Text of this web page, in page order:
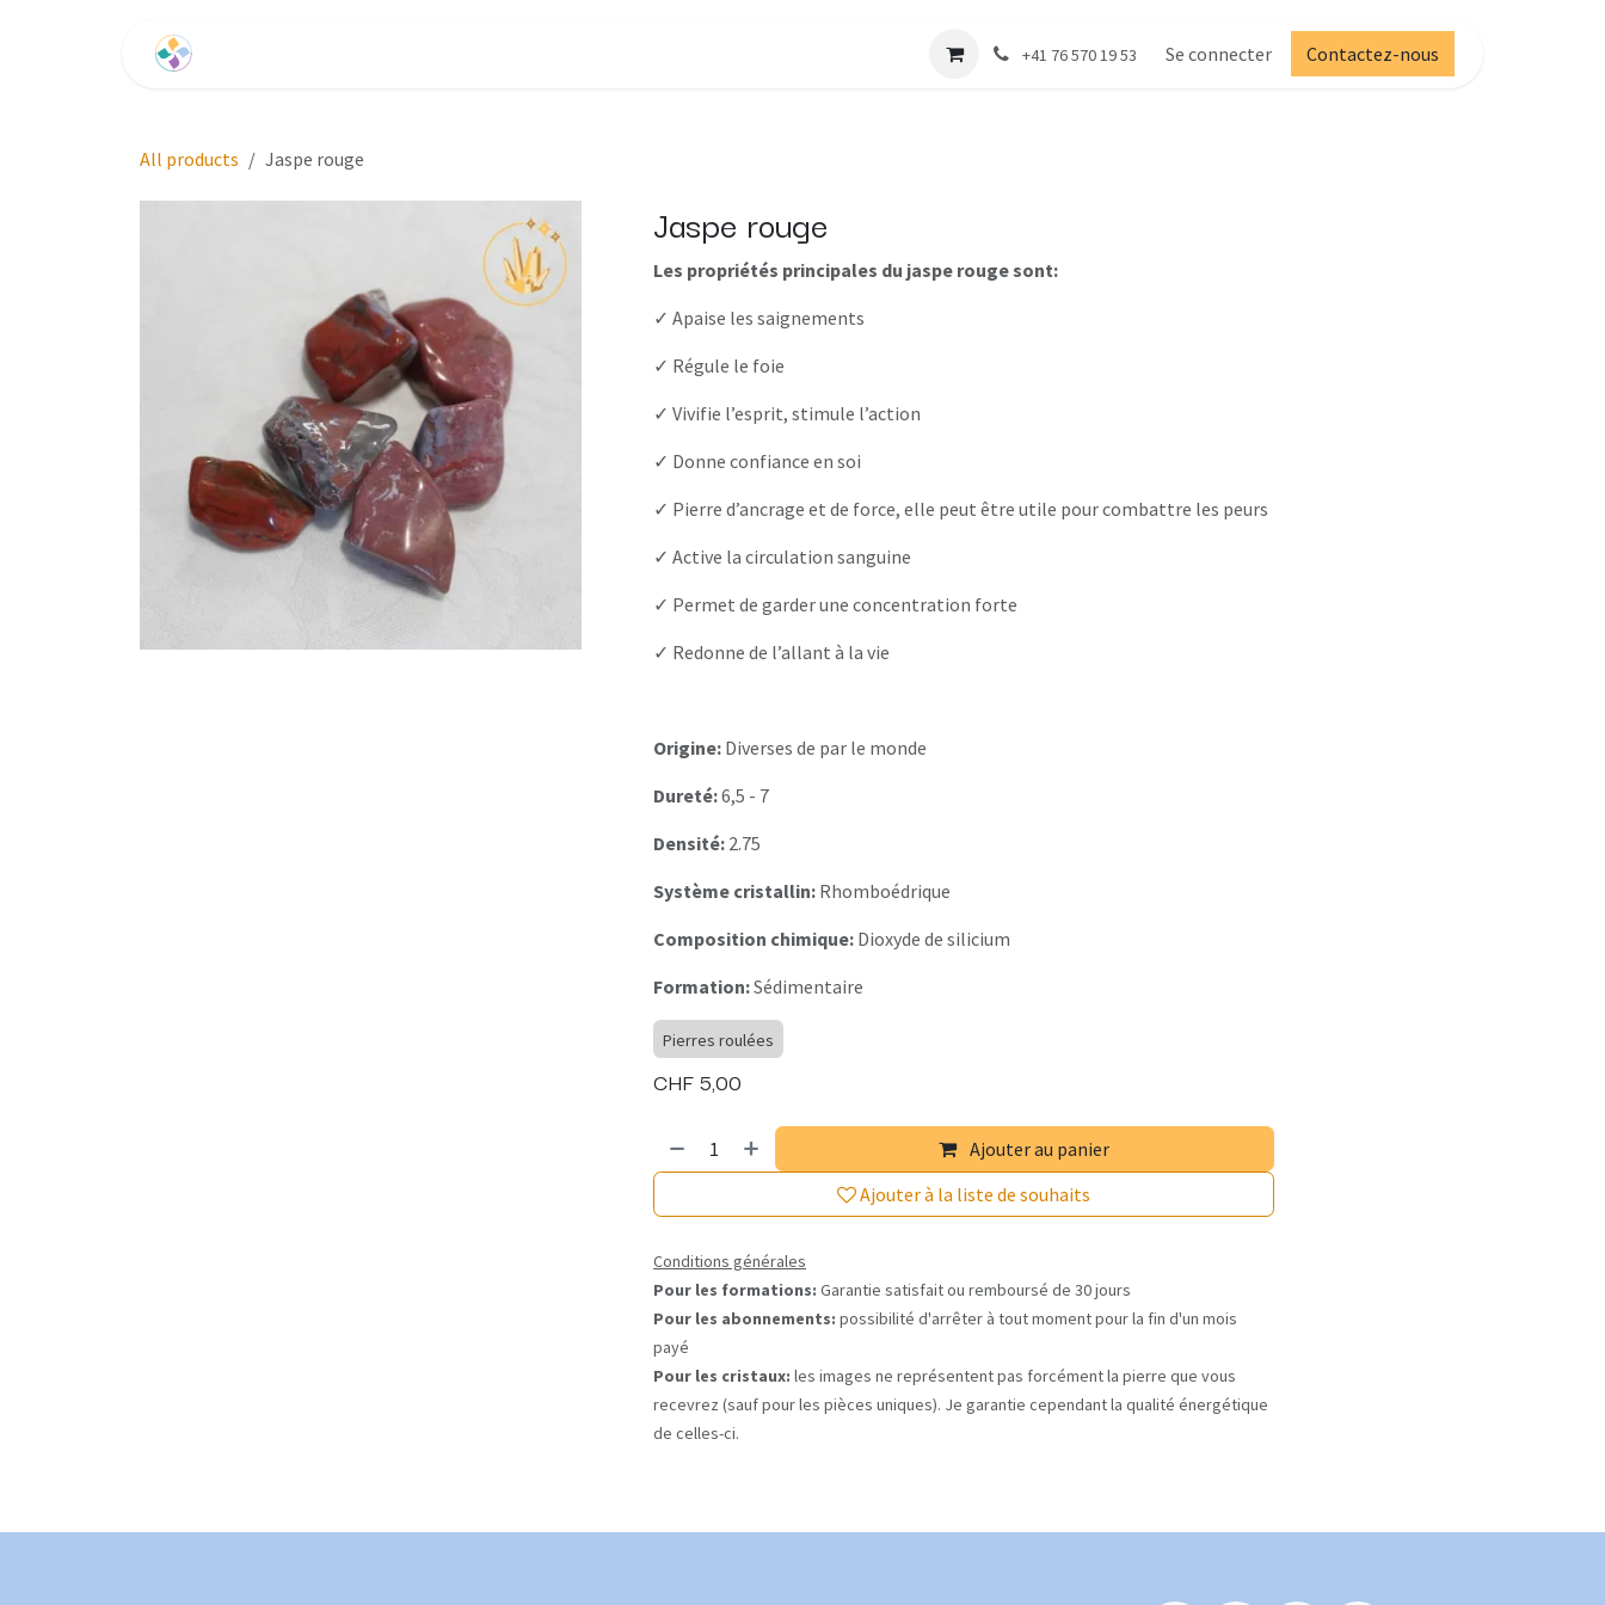
+41 76 570 19 53 Se connecter Contactez-nous
All products Jaspe rouge
Jaspe rouge
Les propriétés principales du jaspe rouge sont:
✓ Apaise les saignements
✓ Régule le foie
✓ Vivifie l’esprit, stimule l’action
✓ Donne confiance en soi
✓ Pierre d’ancrage et de force, elle peut être utile pour combattre les peurs
✓ Active la circulation sanguine
✓ Permet de garder une concentration forte
✓ Redonne de l’allant à la vie
Origine:Diverses de par le monde
Dureté:6,5 - 7
Densité: 2.75
Système cristallin:Rhomboédrique
Composition chimique:Dioxyde de silicium
Formation:Sédimentaire
Pierres roulées
CHF5,00
Ajouter au panier
Ajouter à la liste de souhaits
Conditions générales
Pour les formations: Garantie satisfait ou remboursé de 30 jours
Pour les abonnements: possibilité d'arrêter à tout moment pour la fin d'un mois
payé
Pour les cristaux: les images ne représentent pas forcément la pierre que vous
recevrez (sauf pour les pièces uniques). Je garantie cependant la qualité énergétique
de celles-ci.